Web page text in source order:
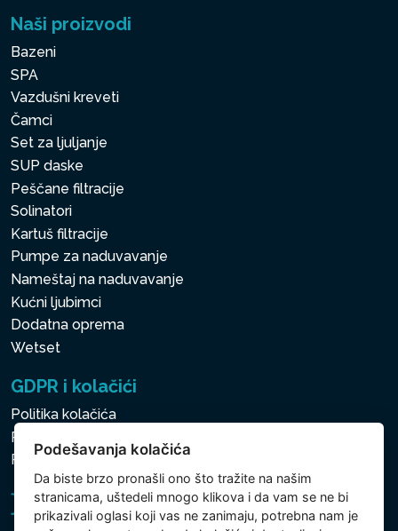
Naši proizvodi
Bazeni
SPA
Vazdušni kreveti
Čamci
Set za ljuljanje
SUP daske
Peščane filtracije
Solinatori
Kartuš filtracije
Pumpe za naduvavanje
Nameštaj na naduvavanje
Kućni ljubimci
Dodatna oprema
Wetset
GDPR i kolačići
Politika kolačića
Politika zaštite ličnih i drugih obrađivanih podataka
Podešavanja kolačića
Podešavanja kolačića
Da biste brzo pronašli ono što tražite na našim
stranicama, uštedeli mnogo klikova i da vam se ne bi
prikazivali oglasi koji vas ne zanimaju, potrebna nam je